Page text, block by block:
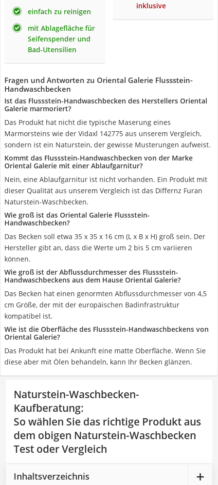
einfach zu reinigen
mit Ablagefläche für
Seifenspender und
Bad-Utensilien
inklusive
Fragen und Antworten zu Oriental Galerie Flussstein-
Handwaschbecken
Ist das Flussstein-Handwaschbecken des Herstellers Oriental
Galerie marmoriert?
Das Produkt hat nicht die typische Maserung eines
Marmorsteins wie der Vidaxl 142775 aus unserem Vergleich,
sondern ist ein Naturstein, der gewisse Musterungen aufweist.
Kommt das Flussstein-Handwaschbecken von der Marke
Oriental Galerie mit einer Ablaufgarnitur?
Nein, eine Ablaufgarnitur ist nicht vorhanden. Ein Produkt mit
dieser Qualität aus unserem Vergleich ist das Differnz Furan
Naturstein-Waschbecken.
Wie groß ist das Oriental Galerie Flussstein-
Handwaschbecken?
Das Becken soll etwa 35 x 35 x 16 cm (L x B x H) groß sein. Der
Hersteller gibt an, dass die Werte um 2 bis 5 cm variieren
können.
Wie groß ist der Abflussdurchmesser des Flussstein-
Handwaschbeckens aus dem Hause Oriental Galerie?
Das Becken hat einen genormten Abflussdurchmesser von 4,5
cm Größe, der mit der europäischen Badinfrastruktur
kompatibel ist.
Wie ist die Oberfläche des Flussstein-Handwaschbeckens von
Oriental Galerie?
Das Produkt hat bei Ankunft eine matte Oberfläche. Wenn Sie
diese aber mit Ölen behandeln, kann Ihr Becken glänzen.
Naturstein-Waschbecken-
Kaufberatung:
So wählen Sie das richtige Produkt aus
dem obigen Naturstein-Waschbecken
Test oder Vergleich
Inhaltsverzeichnis